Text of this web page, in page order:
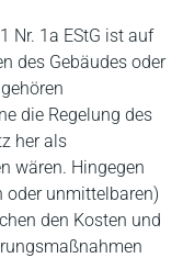
Nr. 1a EStG ist auf
des Gebäudes oder
die Regelung des
her als
wären. Hingegen
oder unmittelbaren)
den Kosten und